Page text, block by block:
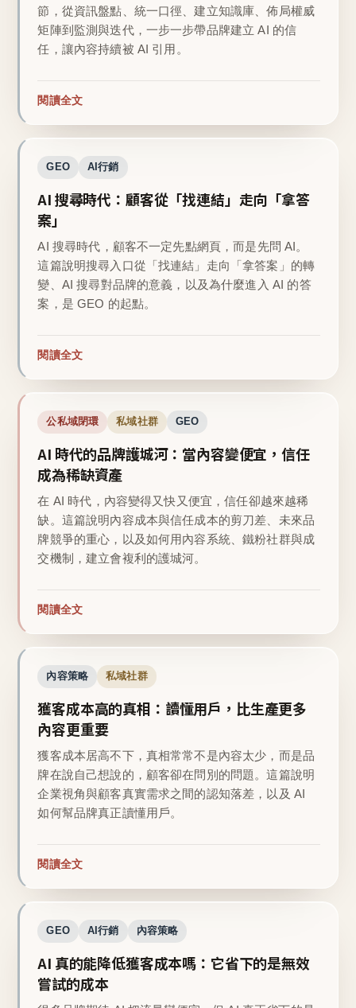
節，從資訊盤點、統一口徑、建立知識庫、佈局權威
矩陣到監測與迭代，一步一步帶品牌建立 AI 的信
任，讓內容持續被 AI 引用。
閱讀全文
GEO AI行銷
AI 搜尋時代：顧客從「找連結」走向「拿答
案」
AI 搜尋時代，顧客不一定先點網頁，而是先問 AI。
這篇說明搜尋入口從「找連結」走向「拿答案」的轉
變、AI 搜尋對品牌的意義，以及為什麼進入 AI 的答
案，是 GEO 的起點。
閱讀全文
公私域閉環 私域社群 GEO
AI 時代的品牌護城河：當內容變便宜，信任
成為稀缺資產
在 AI 時代，內容變得又快又便宜，信任卻越來越稀
缺。這篇說明內容成本與信任成本的剪刀差、未來品
牌競爭的重心，以及如何用內容系統、鐵粉社群與成
交機制，建立會複利的護城河。
閱讀全文
內容策略 私域社群
獲客成本高的真相：讀懂用戶，比生產更多
內容更重要
獲客成本居高不下，真相常常不是內容太少，而是品
牌在說自己想說的，顧客卻在問別的問題。這篇說明
企業視角與顧客真實需求之間的認知落差，以及 AI
如何幫品牌真正讀懂用戶。
閱讀全文
GEO AI行銷 內容策略
AI 真的能降低獲客成本嗎：它省下的是無效
嘗試的成本